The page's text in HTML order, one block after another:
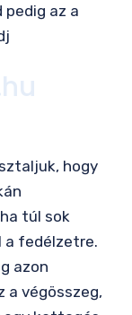
pedig az a
hogy
túl sok
a fedélzetre.
azon
a végösszeg,